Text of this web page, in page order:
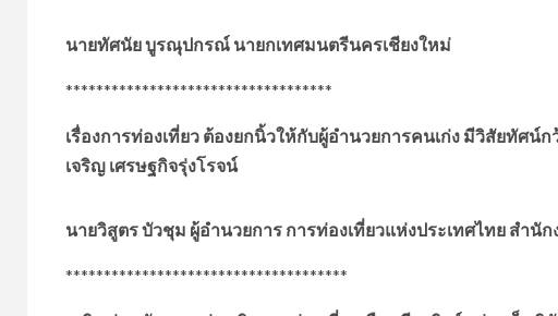
นายทัศนัย บูรณุปกรณ์ นายกเทศมนตรีนครเชียงใหม่
***********************************
เรื่องการท่องเที่ยว ต้องยกนิ้วให้กับผู้อำนวยการคนเก่ง มีวิสัยทัศน์
เจริญ เศรษฐกิจรุ่งโรจน์
นายวิสูตร บัวชุม ผู้อำนวยการ การท่องเที่ยวแห่งประเทศไทย สำนัก
*************************************